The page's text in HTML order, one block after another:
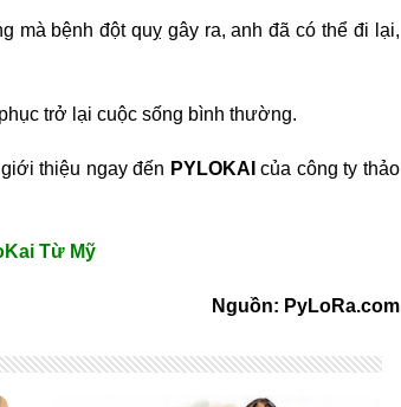
mà bệnh đột quỵ gây ra, anh đã có thể đi lại,
trở lại cuộc sống bình thường.
thiệu ngay đến PYLOKAI của công ty thảo
Từ Mỹ
Nguồn: PyLoRa.com